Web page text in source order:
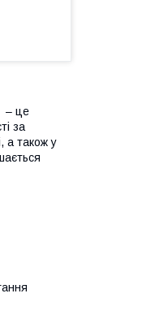
– це
за
а також у